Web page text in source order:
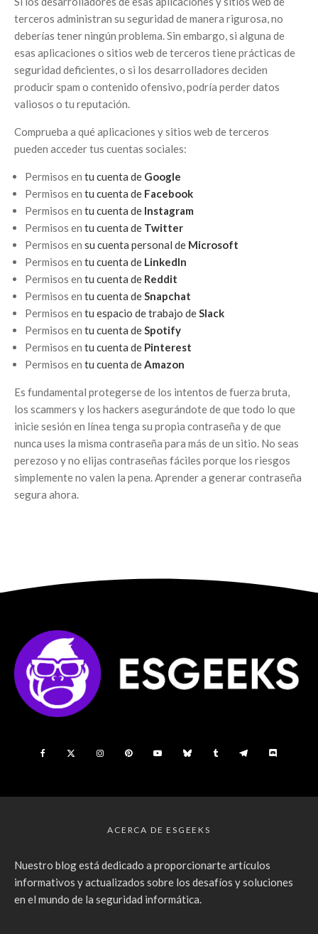
terceros administran su seguridad de manera rigurosa, no
deberías tener ningún problema. Sin embargo, si alguna de
esas aplicaciones o sitios web de terceros tiene prácticas de
seguridad deficientes, o si los desarrolladores deciden
producir spam o contenido ofensivo, podría perder datos
valiosos o tu reputación.
Comprueba a qué aplicaciones y sitios web de terceros
pueden acceder tus cuentas sociales:
Permisos en tu cuenta de Google
Permisos en tu cuenta de Facebook
Permisos en tu cuenta de Instagram
Permisos en tu cuenta de Twitter
Permisos en su cuenta personal de Microsoft
Permisos en tu cuenta de LinkedIn
Permisos en tu cuenta de Reddit
Permisos en tu cuenta deSnapchat
Permisos en tu espacio de trabajo deSlack
Permisos en tu cuenta deSpotify
Permisos en tu cuenta de Pinterest
Permisos en tu cuenta deAmazon
Es fundamental protegerse de los intentos de fuerza bruta,
los scammers y los hackers asegurándote de que todo lo que
inicie sesión en línea tenga su propia contraseña y de que
nunca uses la misma contraseña para más de un sitio. No seas
perezoso y no elijas contraseñas fáciles porque los riesgos
simplemente no valen la pena. Aprender a generar contraseña
segura ahora.
ACERCA DE ESGEEKS
Nuestro blog está dedicado a proporcionarte artículos
informativos y actualizados sobre los desafíos y soluciones
en el mundo de la seguridad informática.